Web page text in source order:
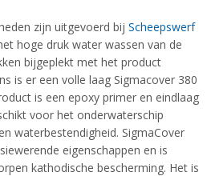
zijn uitgevoerd bij Scheepswerf
hoge druk water wassen van de
bijgeplekt met het product
is er een volle laag Sigmacover 380
is een epoxy primer en eindlaag
voor het onderwaterschip
waterbestendigheid. SigmaCover
eigenschappen en is
kathodische bescherming. Het is